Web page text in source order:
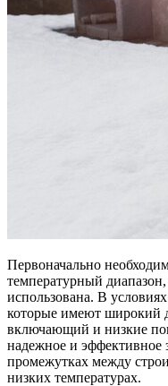
Первоначально
температурный
использована. В
которые имеют широкий
включающий и низкие
надежное и эффективное
промежутках между
низких температурах.